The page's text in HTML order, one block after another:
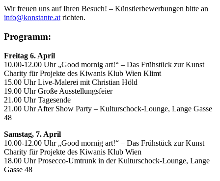
Wir freuen uns auf Ihren Besuch! – Künstlerbewerbungen bitte an
info@konstante.at richten.
Programm:
Freitag 6. April
10.00-12.00 Uhr „Good mornig art!“ – Das Frühstück zur Kunst
Charity für Projekte des Kiwanis Klub Wien Klimt
15.00 Uhr Live-Malerei mit Christian Höld
19.00 Uhr Große Ausstellungsfeier
21.00 Uhr Tagesende
21.00 Uhr After Show Party – Kulturschock-Lounge, Lange Gasse
48
Samstag, 7. April
10.00-12.00 Uhr „Good mornig art!“ – Das Frühstück zur Kunst
Charity für Projekte des Kiwanis Klub Wien
18.00 Uhr Prosecco-Umtrunk in der Kulturschock-Lounge, Lange
Gasse 48